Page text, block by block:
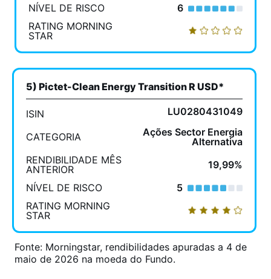
NÍVEL DE RISCO
6
RATING MORNING
STAR
5) Pictet-Clean Energy Transition R USD*
ISIN LU0280431049
CATEGORIA
Ações Sector Energia
Alternativa
RENDIBILIDADE MÊS
ANTERIOR
19,99%
NÍVEL DE RISCO
5
RATING MORNING
STAR
Fonte: Morningstar, rendibilidades apuradas a 4 de
maio de 2026 na moeda do Fundo.